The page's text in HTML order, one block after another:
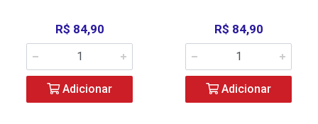
R$ 84,90
Adicionar
R$ 84,90
Adicionar